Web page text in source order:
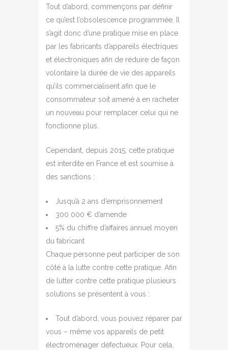
Tout d’abord, commençons par définir
ce qu’est l’obsolescence programmée. Il
s’agit donc d’une pratique mise en place
par les fabricants d’appareils électriques
et électroniques afin de réduire de façon
volontaire la durée de vie des appareils
qu’ils commercialisent afin que le
consommateur soit amené à en racheter
un nouveau pour remplacer celui qui ne
fonctionne plus.
Cependant, depuis 2015, cette pratique
est interdite en France et est soumise à
des sanctions :
Jusqu’à 2 ans d’emprisonnement
300 000 € d’amende
5% du chiffre d’affaires annuel moyen
du fabricant
Chaque personne peut participer de son
côté à la lutte contre cette pratique. Afin
de lutter contre cette pratique plusieurs
solutions se présentent à vous :
Tout d’abord, vous pouvez réparer par
vous – même vos appareils de petit
électroménager défectueux. Pour cela,